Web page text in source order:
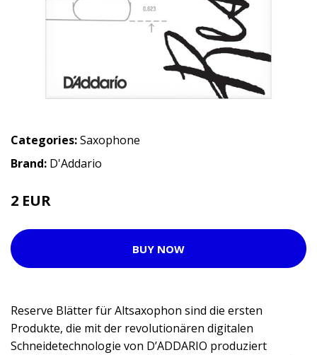
Categories:Saxophone
Brand: D'Addario
2 EUR
BUY NOW
Reserve Blätter für Altsaxophon sind die ersten
Produkte, die mit der revolutionären digitalen
Schneidetechnologie von D’ADDARIO produziert